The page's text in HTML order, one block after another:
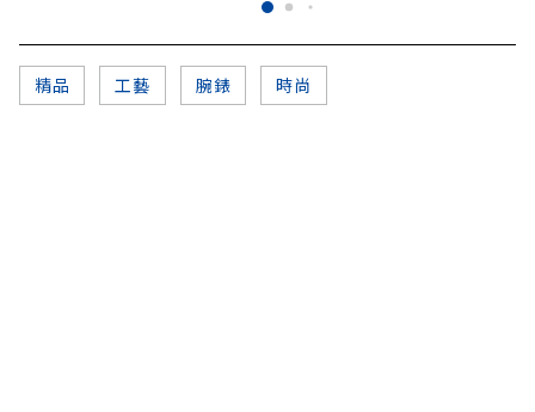
精品 工藝 腕錶 時尚